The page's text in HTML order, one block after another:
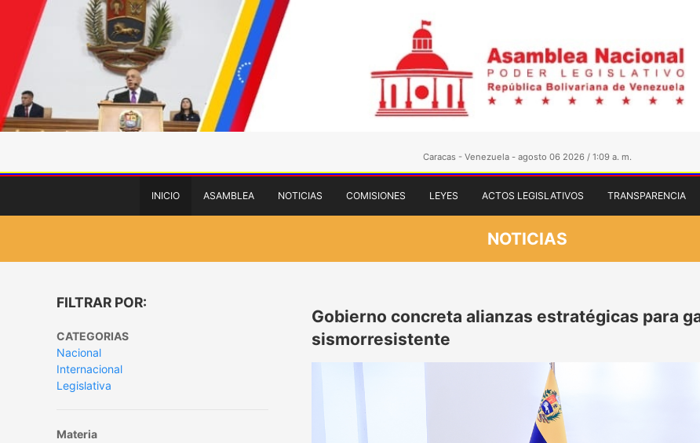
Caracas - Venezuela - agosto 06 2026 / 1:09 a. m.
INICIO ASAMBLEA NOTICIAS COMISIONES LEYES ACTOS LEGISLATIVOS TRANSPARENCIA
NOTICIAS
FILTRAR POR:
CATEGORIAS
Nacional
Internacional
Legislativa
Materia
Gobierno concreta alianzas estratégicas para
sismorresistente